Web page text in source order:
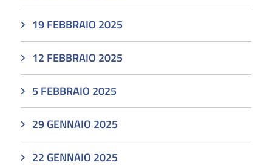
19 FEBBRAIO 2025
12 FEBBRAIO 2025
5 FEBBRAIO 2025
29 GENNAIO 2025
22 GENNAIO 2025